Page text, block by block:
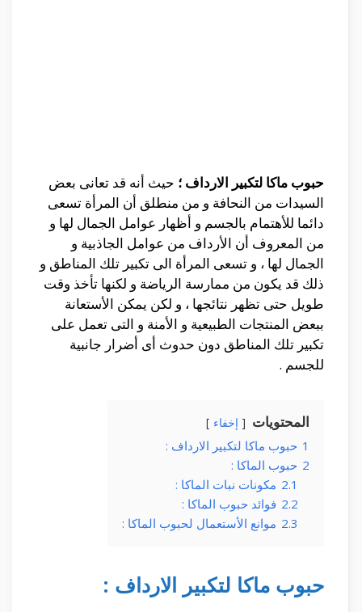
حبوب ماكا لتكبير الارداف ؛ حيث أنه قد تعانى بعض
السيدات من النحافة و من منطلق أن المرأة تسعى
دائما للأهتمام بالجسم و أظهار عوامل الجمال لها و
من المعروف أن الأرداف من عوامل الجاذبية و
الجمال لها ، و تسعى المرأة الى تكبير تلك المناطق و
ذلك قد يكون من ممارسة الرياضة و لكنها تأخذ وقت
طويل حتى تظهر نتائجها ، و لكن يمكن الأستعانة
ببعض المنتجات الطبيعية و الأمنة و التى تعمل على
تكبير تلك المناطق دون حدوث أى أضرار جانبية
للجسم .
المحتويات إخفاء
1 حبوب ماكا لتكبير الارداف :
2 حبوب الماكا :
2.1 مكونات نبات الماكا :
2.2 فوائد حبوب الماكا :
2.3 موانع الأستعمال لحبوب الماكا :
حبوب ماكا لتكبير الارداف :